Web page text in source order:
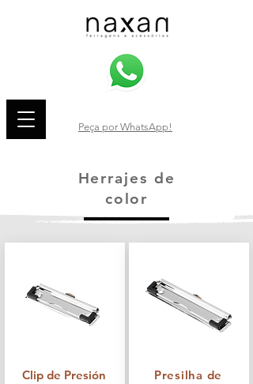
Peça por WhatsApp!
Herrajes de
color
Clip de Presión
Presilha de